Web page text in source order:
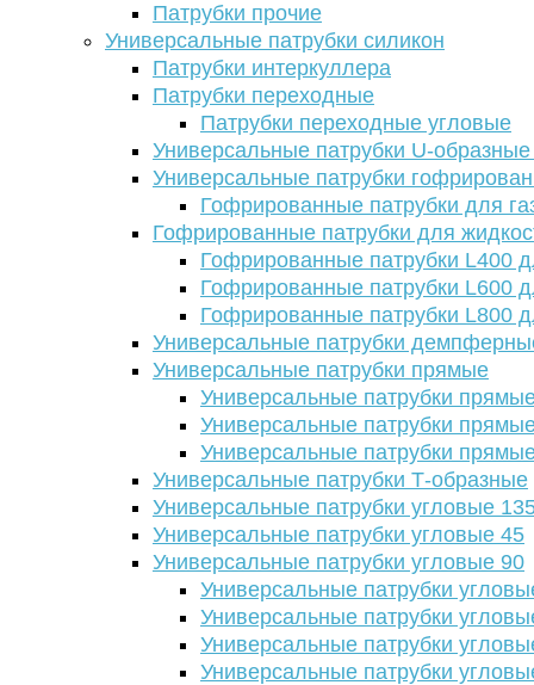
Патрубки прочие
Универсальные патрубки силикон
Патрубки интеркуллера
Патрубки переходные
Патрубки переходные угловые
Универсальные патрубки U-
Универсальные патрубки
Гофрированные патрубки для
Гофрированные патрубки для
Гофрированные патрубки L400
Гофрированные патрубки L600
Гофрированные патрубки L800
Универсальные патрубки
Универсальные патрубки прямые
Универсальные патрубки
Универсальные патрубки
Универсальные патрубки
Универсальные патрубки Т-образные
Универсальные патрубки угловые
Универсальные патрубки угловые 45
Универсальные патрубки угловые 90
Универсальные патрубки
Универсальные патрубки
Универсальные патрубки
Универсальные патрубки